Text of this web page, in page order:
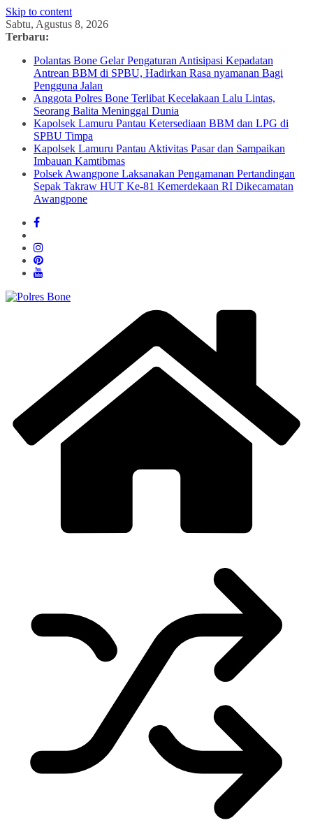
Skip to content
Sabtu, Agustus 8, 2026
Terbaru:
Polantas Bone Gelar Pengaturan Antisipasi Kepadatan
Antrean BBM di SPBU, Hadirkan Rasa nyamanan Bagi
Pengguna Jalan
Anggota Polres Bone Terlibat Kecelakaan Lalu Lintas,
Seorang Balita Meninggal Dunia
Kapolsek Lamuru Pantau Ketersediaan BBM dan LPG di
SPBU Timpa
Kapolsek Lamuru Pantau Aktivitas Pasar dan Sampaikan
Imbauan Kamtibmas
Polsek Awangpone Laksanakan Pengamanan Pertandingan
Sepak Takraw HUT Ke-81 Kemerdekaan RI Dikecamatan
Awangpone